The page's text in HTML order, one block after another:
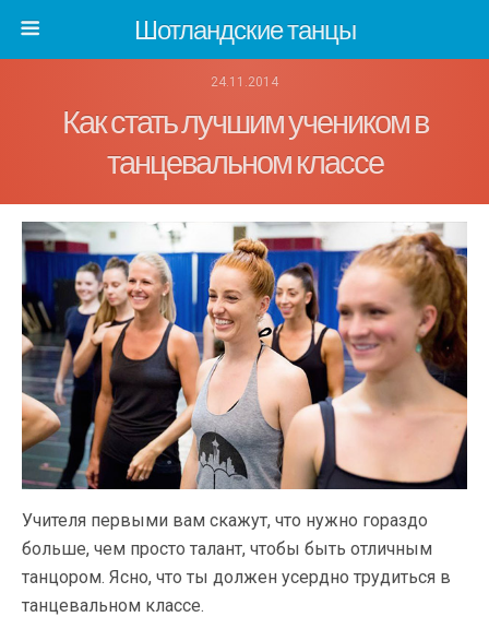
Шотландские танцы
24.11.2014
Как стать лучшим учеником в
танцевальном классе
Учителя первыми вам скажут, что нужно гораздо
больше, чем просто талант, чтобы быть отличным
танцором. Ясно, что ты должен усердно трудиться в
танцевальном классе.